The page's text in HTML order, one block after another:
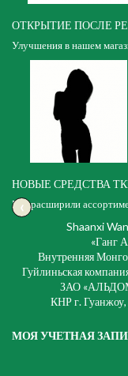
ОТКРЫТИЕ ПОСЛЕ
Улучшения в нашем
НОВЫЕ СРЕДСТВА
Мы расширили
‹
Shaanxi
«Ганг
Внутренняя
Гуйлиньская
ЗАО
КНР г.
МОЯ УЧЕТНАЯ